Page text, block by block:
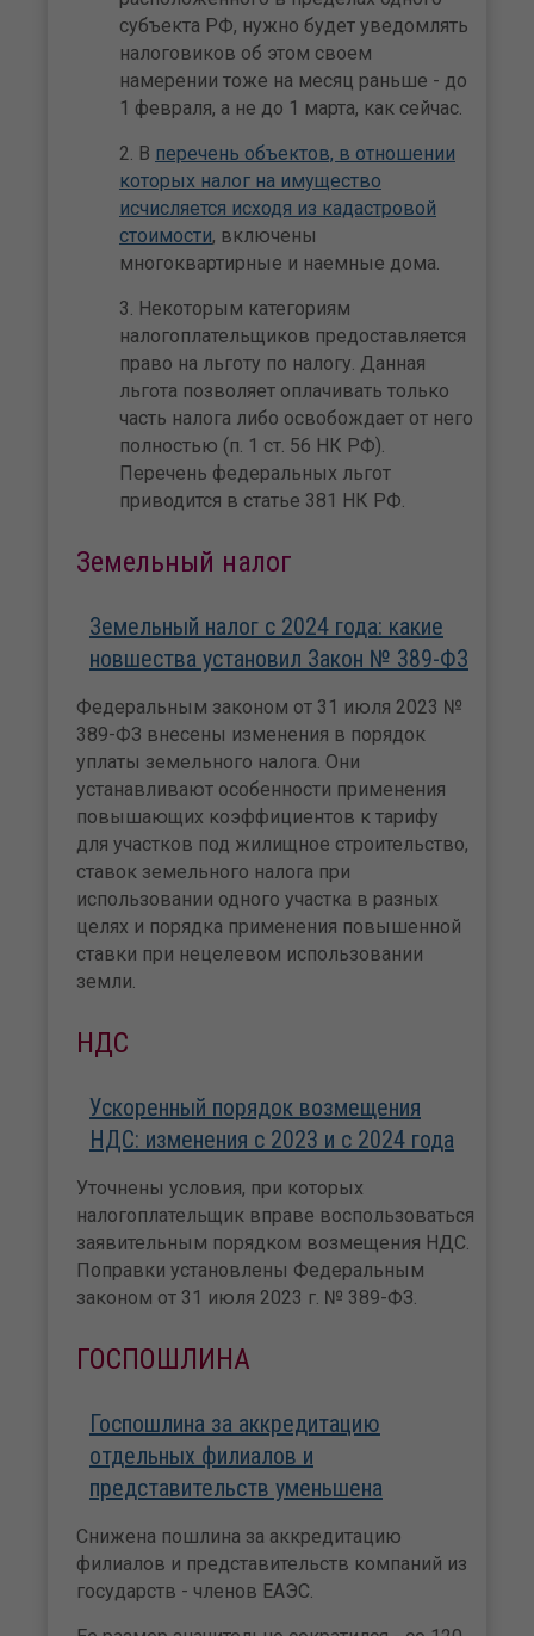
субъекта РФ, нужно будет уведомлять
налоговиков об этом своем
намерении тоже на месяц раньше - до
1 февраля, а не до 1 марта, как сейчас.
В перечень объектов, в отношении
которых налог на имущество
исчисляется исходя из кадастровой
стоимости, включены
многоквартирные и наемные дома.
Некоторым категориям
налогоплательщиков предоставляется
право на льготу по налогу. Данная
льгота позволяет оплачивать только
часть налога либо освобождает от него
полностью (п. 1 ст. 56 НК РФ).
Перечень федеральных льгот
приводится в статье 381 НК РФ.
Земельный налог
Земельный налог с 2024 года: какие
новшества установил Закон № 389-ФЗ
Федеральным законом от 31 июля 2023 №
389-ФЗ внесены изменения в порядок
уплаты земельного налога. Они
устанавливают особенности применения
повышающих коэффициентов к тарифу
для участков под жилищное строительство,
ставок земельного налога при
использовании одного участка в разных
целях и порядка применения повышенной
ставки при нецелевом использовании
земли.
НДС
Ускоренный порядок возмещения
НДС: изменения с 2023 и с 2024 года
Уточнены условия, при которых
налогоплательщик вправе воспользоваться
заявительным порядком возмещения НДС.
Поправки установлены Федеральным
законом от 31 июля 2023 г. № 389-ФЗ.
ГОСПОШЛИНА
Госпошлина за аккредитацию
отдельных филиалов и
представительств уменьшена
Снижена пошлина за аккредитацию
филиалов и представительств компаний из
государств - членов ЕАЭС.